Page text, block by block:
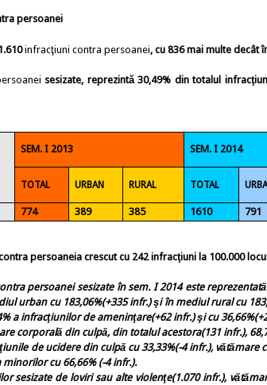
persoanei
infracţiuni contra persoanei, cu 836 mai multe decât
sesizate, reprezintă 30,49% din totalul
SEM. I 2013 SEM. I 2014
TOTAL URBAN RURAL TOTAL
774 389 385 1610 791
persoaneia crescut cu 242 infracţiuni la 100.000
persoanei sesizate în sem. I2014 este
urban cu 183,06%(+335 infr.) şi în mediul rural cu
a infracţiunilor de ameninţare(+62 infr.)şi cu
corporală din culpă, din totalul acestora(131 infr.),
de ucidere din culpă cu 33,33%(-4 infr.),
cu 66,66% (-4 infr.).
sesizate deloviri sau alte violenţe(1.070 infr.),